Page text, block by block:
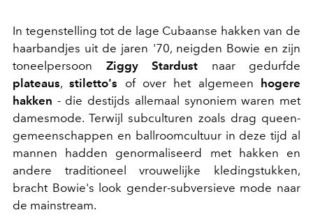
In tegenstelling tot de lage Cubaanse hakken van de
haarbandjes uit de jaren '70, neigden Bowie en zijn
toneelpersoon Ziggy Stardust naar gedurfde
plateaus,stiletto's of over het algemeen
hogere
hakken - die destijds allemaal synoniem waren met
damesmode. Terwijl subculturen zoals drag queen-
gemeenschappen en ballroomcultuur in deze tijd al
mannen hadden genormaliseerd met hakken en
andere traditioneel vrouwelijke kledingstukken,
bracht Bowie's look gender-subversieve mode naar
de mainstream.